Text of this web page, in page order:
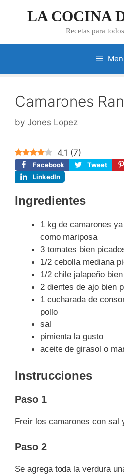
LA COCINA
Recetas para
Camarones
by Jones Lopez
4.1 (7)
Facebook Tweet
LinkedIn
Ingredientes
1 kg de camarones
como mariposa
3 tomates bien
1/2 cebolla mediana
1/2 chile jalapeño
2 dientes de ajo bien
1 cucharada de
pollo
sal
pimienta la gusto
aceite de girasol o
Instrucciones
Paso 1
Freír los camarones con sal
Paso 2
Se agrega toda la verdura